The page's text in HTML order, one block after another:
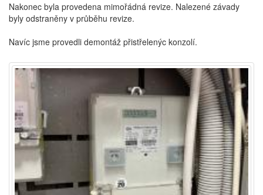
Nakonec byla provedena mimořádná revize. Nalezené závady
byly odstraněny v průběhu revize.
Navíc jsme provedli demontáž přistřelenýc konzolí.